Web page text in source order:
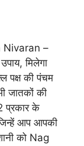
Nivaran –
मिलेगा
पक्ष की पंचम
जातकों की
प्रकार के
आप आपकी
को Nag